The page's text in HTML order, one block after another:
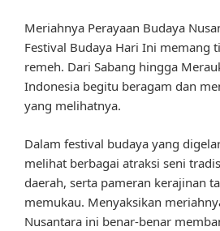
Meriahnya Perayaan Budaya
Festival Budaya Hari Ini memang
remeh. Dari Sabang hingga
Indonesia begitu beragam dan
yang melihatnya.
Dalam festival budaya yang
melihat berbagai atraksi seni
daerah, serta pameran kerajinan
memukau. Menyaksikan
Nusantara ini benar-benar